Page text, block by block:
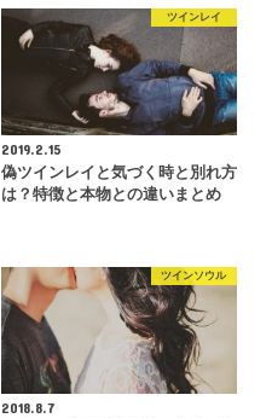
ツインレイ
2019.2.15
偽ツインレイと気づく時と別れ方
は？特徴と本物との違いまとめ
ツインソウル
2018.8.7